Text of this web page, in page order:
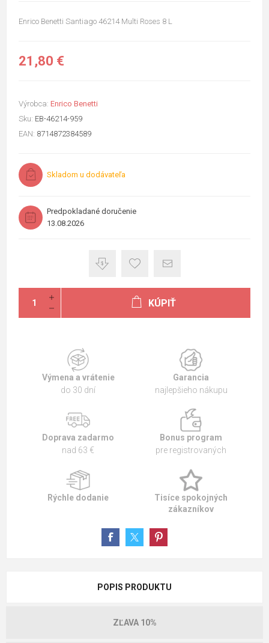
Enrico Benetti Santiago 46214 Multi Roses 8 L
21,80 €
Výrobca: Enrico Benetti
Sku: EB-46214-959
EAN: 8714872384589
Skladom u dodávateľa
Predpokladané doručenie
13.08.2026
KÚPIŤ
Výmena a vrátenie
do 30 dní
Garancia
najlepšieho nákupu
Doprava zadarmo
nad 63 €
Bonus program
pre registrovaných
Rýchle dodanie
Tisíce spokojných
zákazníkov
POPIS PRODUKTU
ZĽAVA 10%